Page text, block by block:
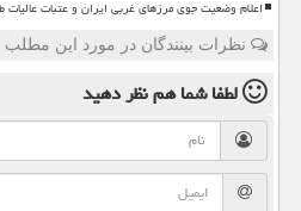
اعلام وضعیت جوی مرزهای غربی ایران و عتبات عالیات
نظرات بینندگان در مورد این مطلب
لطفا شما همنظر دهید